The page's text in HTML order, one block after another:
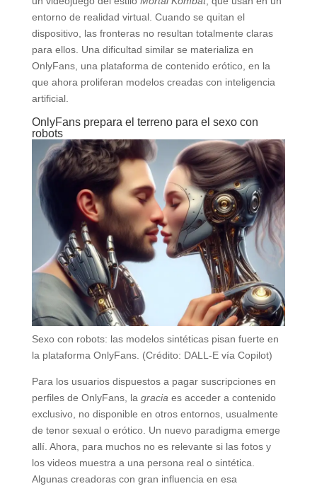
entorno de realidad virtual. Cuando se quitan el
dispositivo, las fronteras no resultan totalmente claras
para ellos. Una dificultad similar se materializa en
OnlyFans, una plataforma de contenido erótico, en la
que ahora proliferan modelos creadas con inteligencia
artificial.
OnlyFans prepara el terreno para el sexo con
robots
Sexo con robots: las modelos sintéticas pisan fuerte en
la plataforma OnlyFans. (Crédito: DALL-E vía Copilot)
Para los usuarios dispuestos a pagar suscripciones en
perfiles de OnlyFans, lagraciaes acceder a contenido
exclusivo, no disponible en otros entornos, usualmente
de tenor sexual o erótico. Un nuevo paradigma emerge
allí. Ahora, para muchos no es relevante si las fotos y
los videos muestra a una persona real o sintética.
Algunas creadoras con gran influencia en esa